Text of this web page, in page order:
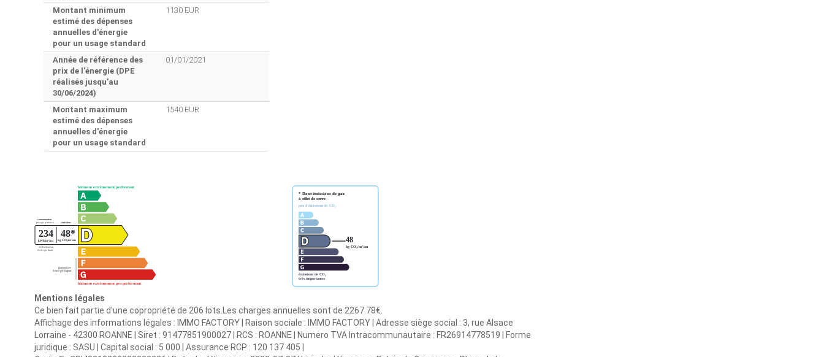
Montant minimum
estimé des dépenses
annuelles d'énergie
pour un usage standard
1130 EUR
Année de référence des
prix de l'énergie (DPE
réalisés jusqu'au
30/06/2024)
01/01/2021
Montant maximum
estimé des dépenses
annuelles d'énergie
pour un usage standard
1540 EUR
Mentions légales
Ce bien fait partie d'une copropriété de 206 lots.Les charges annuelles sont de 2267.78€.
Affichage des informations légales : IMMO FACTORY | Raison sociale : IMMO FACTORY | Adresse siège social : 3, rue Alsace
Lorraine - 42300 ROANNE | Siret : 91477851900027 | RCS : ROANNE | Numero TVA Intracommunautaire : FR26914778519 | Forme
juridique : SASU | Capital social : 5 000 | Assurance RCP : 120 137 405 |